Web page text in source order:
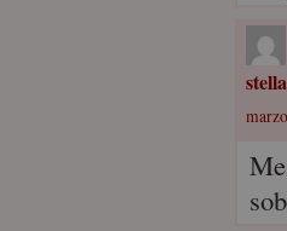
stella